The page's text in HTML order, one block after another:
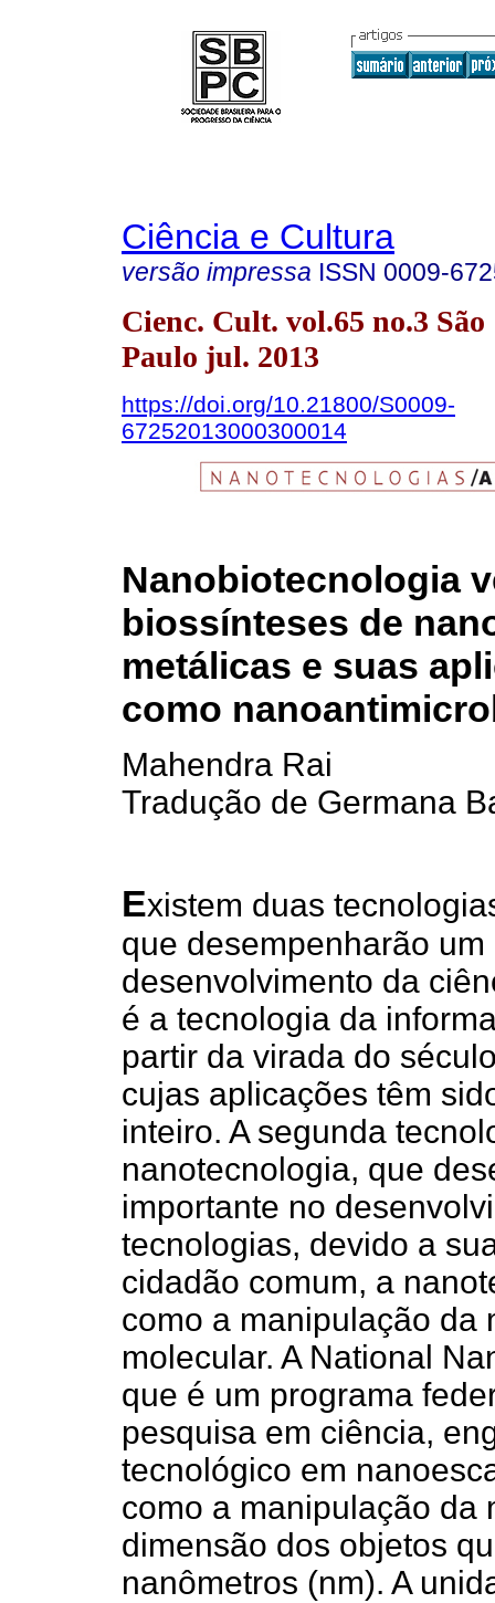
Ciência e Cultura
versão impressa ISSN 0009-
Cienc. Cult. vol.65 no.3 São
Paulo jul. 2013
https://doi.org/10.21800/S0009-
67252013000300014
Nanobiotecnologia
biossínteses de
metálicas e suas
como
Mahendra Rai
Tradução de Germana
Existem duas
que desempenharão
desenvolvimento da
é a tecnologia da
partir da virada do
cujas aplicações têm
inteiro. A segunda
nanotecnologia, que
importante no
tecnologias, devido a
cidadão comum, a
como a manipulação da
molecular. A National
que é um programa
pesquisa em ciência,
tecnológico em
como a manipulação da
dimensão dos objetos
nanômetros (nm). A